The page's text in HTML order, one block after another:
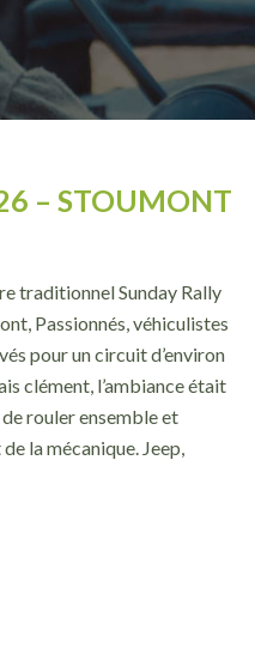
– STOUMONT
traditionnel Sunday Rally
Passionnés, véhiculistes
pour un circuit d’environ
clément, l’ambiance était
rouler ensemble et
la mécanique. Jeep,